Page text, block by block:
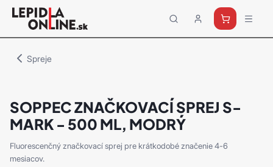
Priemyselné
lepidlá
Spreje
SOPPEC ZNAČKOVACÍ SPREJ S-
MARK - 500 ML, MODRÝ
Fluorescenčný značkovací sprej pre krátkodobé značenie 4-6
mesiacov.